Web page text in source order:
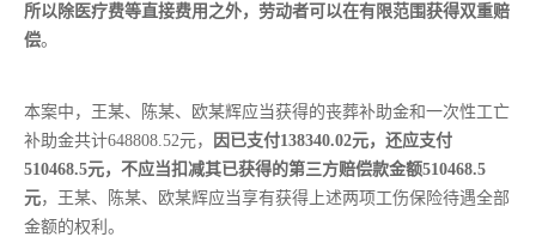
所以除医疗费等直接费用之外， 劳动者可以在有限范围获得双重赔
偿。
本案中，王某、陈某、欧某辉应当获得的丧葬补助金和一次性工亡
补助金共计648808.52元，
因已支付138340.02元，还应支付
510468.5元，不应当扣减其已获得的第三方赔偿款金额510468.5
元，王某、陈某、欧某辉应当享有获得上述两项工伤保险待遇全部
金额的权利。